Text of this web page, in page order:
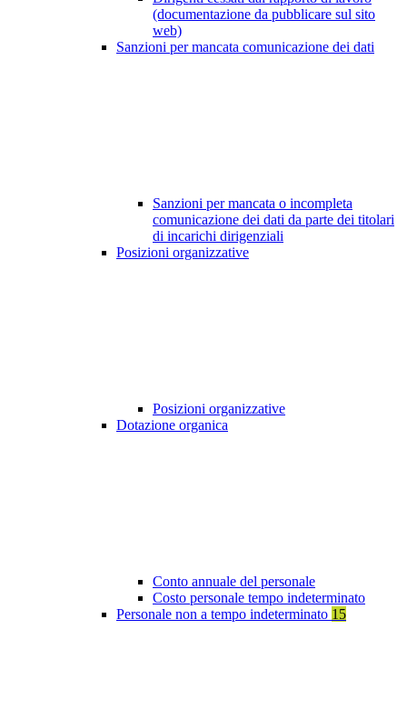
(documentazione da pubblicare sul sito
web)
Sanzioni per mancata comunicazione dei dati
Sanzioni per mancata o incompleta
comunicazione dei dati da parte dei titolari
di incarichi dirigenziali
Posizioni organizzative
Posizioni organizzative
Dotazione organica
Conto annuale del personale
Costo personale tempo indeterminato
Personale non a tempo indeterminato 15